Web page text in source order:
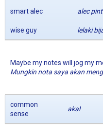
smart alec alec
wise guy lelaki
Maybe my notes will jog my
Mungkin nota saya akan
common
sense
akal